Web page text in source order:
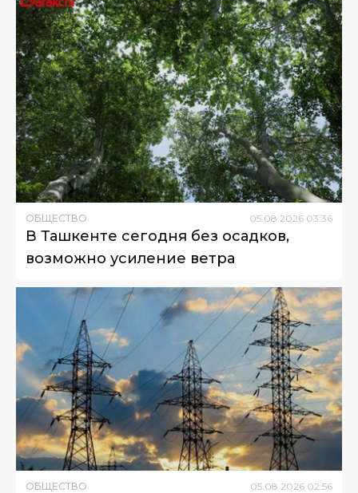
ОБЩЕСТВО 05.08.2026 03:36
В Ташкенте сегодня без осадков,
возможно усиление ветра
ОБЩЕСТВО 05 08 2026 02:56